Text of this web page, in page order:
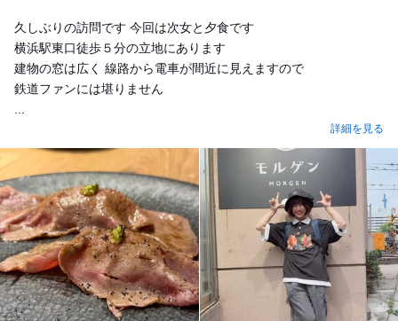
久しぶりの訪問です 今回は次女と夕食です
横浜駅東口徒歩５分の立地にあります
建物の窓は広く 線路から電車が間近に見えますので
鉄道ファンには堪りません
詳細を見る